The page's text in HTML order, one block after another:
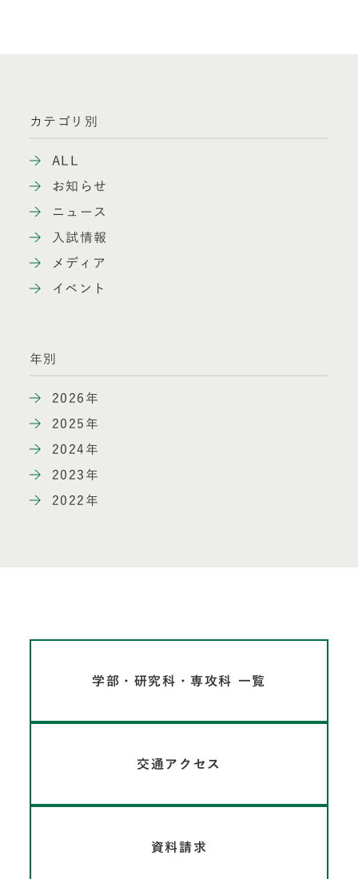
カテゴリ別
ALL
お知らせ
ニュース
入試情報
メディア
イベント
年別
2026年
2025年
2024年
2023年
2022年
学部・研究科・専攻科 一覧
交通アクセス
資料請求